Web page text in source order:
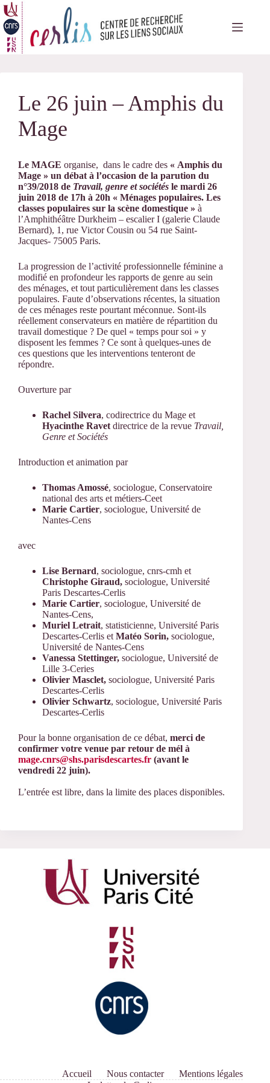
Passer
au
contenu
Le 26 juin – Amphis du
Mage
Le MAGE organise, dans le cadre des « Amphis du
Mage » un débat à l’occasion de la parution du
n°39/2018 de Travail, genre et sociétés le mardi 26
juin 2018 de 17h à 20h « Ménages populaires. Les
classes populaires sur la scène domestique » à
l’Amphithéâtre Durkheim – escalier I (galerie Claude
Bernard), 1, rue Victor Cousin ou 54 rue Saint-
Jacques- 75005 Paris.
La progression de l’activité professionnelle féminine a
modifié en profondeur les rapports de genre au sein
des ménages, et tout particulièrement dans les classes
populaires. Faute d’observations récentes, la situation
de ces ménages reste pourtant méconnue. Sont-ils
réellement conservateurs en matière de répartition du
travail domestique ? De quel « temps pour soi » y
disposent les femmes ? Ce sont à quelques-unes de
ces questions que les interventions tenteront de
répondre.
Ouverture par
Rachel Silvera, codirectrice du Mage et
Hyacinthe Ravet directrice de la revue Travail,
Genre et Sociétés
Introduction et animation par
Thomas Amossé, sociologue, Conservatoire
national des arts et métiers-Ceet
Marie Cartier, sociologue, Université de
Nantes-Cens
avec
Lise Bernard, sociologue, cnrs-cmh et
Christophe Giraud, sociologue, Université
Paris Descartes-Cerlis
Marie Cartier, sociologue, Université de
Nantes-Cens,
Muriel Letrait, statisticienne, Université Paris
Descartes-Cerlis et Matéo Sorin, sociologue,
Université de Nantes-Cens
Vanessa Stettinger, sociologue, Université de
Lille 3-Ceries
Olivier Masclet, sociologue, Université Paris
Descartes-Cerlis
Olivier Schwartz, sociologue, Université Paris
Descartes-Cerlis
Pour la bonne organisation de ce débat, merci de
confirmer votre venue par retour de mél à
mage.cnrs@shs.parisdescartes.fr (avant le
vendredi 22 juin).
L’entrée est libre, dans la limite des places disponibles.
Accueil Nous contacter
Mentions légales